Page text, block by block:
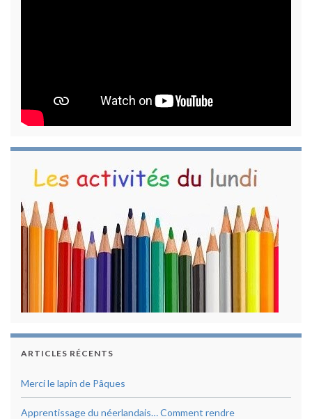
ARTICLES RÉCENTS
Merci le lapin de Pâques
Apprentissage du néerlandais… Comment rendre